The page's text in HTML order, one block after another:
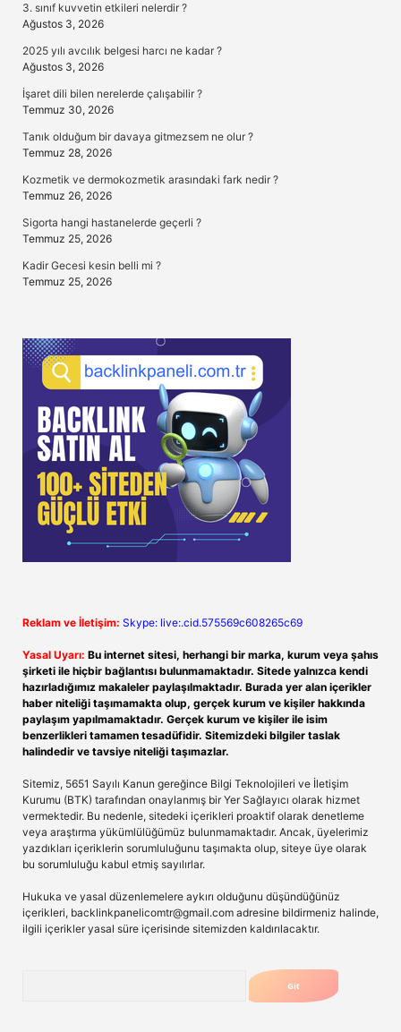
3. sınıf kuvvetin etkileri nelerdir ?
Ağustos 3, 2026
2025 yılı avcılık belgesi harcı ne kadar ?
Ağustos 3, 2026
İşaret dili bilen nerelerde çalışabilir ?
Temmuz 30, 2026
Tanık olduğum bir davaya gitmezsem ne olur ?
Temmuz 28, 2026
Kozmetik ve dermokozmetik arasındaki fark nedir ?
Temmuz 26, 2026
Sigorta hangi hastanelerde geçerli ?
Temmuz 25, 2026
Kadir Gecesi kesin belli mi ?
Temmuz 25, 2026
Reklam ve İletişim: Skype: live:.cid.575569c608265c69
Yasal Uyarı: Bu internet sitesi, herhangi bir marka, kurum veya şahıs
şirketi ile hiçbir bağlantısı bulunmamaktadır. Sitede yalnızca kendi
hazırladığımız makaleler paylaşılmaktadır. Burada yer alan içerikler
haber niteliği taşımamakta olup, gerçek kurum ve kişiler hakkında
paylaşım yapılmamaktadır. Gerçek kurum ve kişiler ile isim
benzerlikleri tamamen tesadüfidir. Sitemizdeki bilgiler taslak
halindedir ve tavsiye niteliği taşımazlar.
Sitemiz, 5651 Sayılı Kanun gereğince Bilgi Teknolojileri ve İletişim
Kurumu (BTK) tarafından onaylanmış bir Yer Sağlayıcı olarak hizmet
vermektedir. Bu nedenle, sitedeki içerikleri proaktif olarak denetleme
veya araştırma yükümlülüğümüz bulunmamaktadır. Ancak, üyelerimiz
yazdıkları içeriklerin sorumluluğunu taşımakta olup, siteye üye olarak
bu sorumluluğu kabul etmiş sayılırlar.
Hukuka ve yasal düzenlemelere aykırı olduğunu düşündüğünüz
içerikleri, backlinkpanelicomtr@gmail.com adresine bildirmeniz halinde,
ilgili içerikler yasal süre içerisinde sitemizden kaldırılacaktır.